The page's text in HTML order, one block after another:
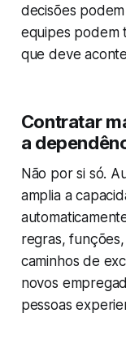
decisões
equipes podem
que deve
Contratar
a
Não por si só.
amplia a
regras,
caminhos de
novos
pessoas